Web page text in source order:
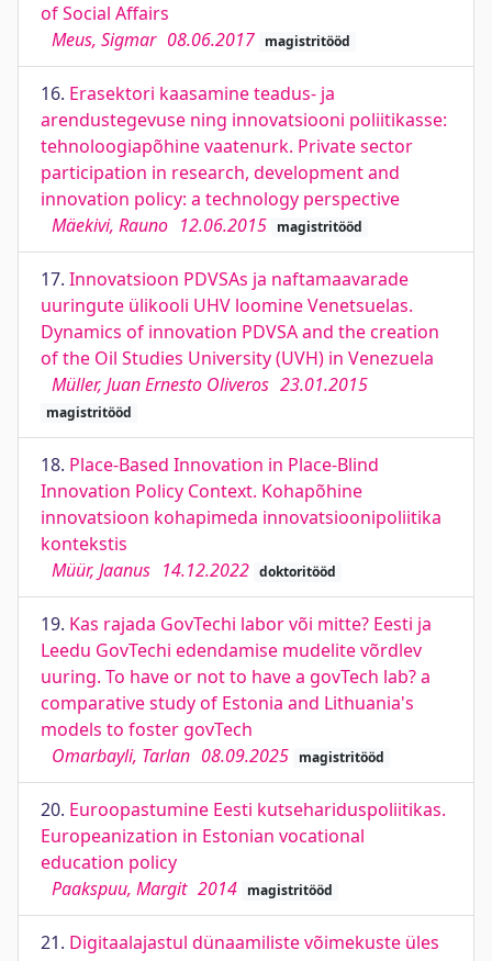
of Social Affairs
Meus, Sigmar 08.06.2017 magistritööd
16. Erasektori kaasamine teadus- ja
arendustegevuse ning innovatsiooni poliitikasse:
tehnoloogiapõhine vaatenurk. Private sector
participation in research, development and
innovation policy: a technology perspective
Mäekivi, Rauno 12.06.2015 magistritööd
17. Innovatsioon PDVSAs ja naftamaavarade
uuringute ülikooli UHV loomine Venetsuelas.
Dynamics of innovation PDVSA and the creation
of the Oil Studies University (UVH) in Venezuela
Müller, Juan Ernesto Oliveros 23.01.2015
magistritööd
18. Place-Based Innovation in Place-Blind
Innovation Policy Context. Kohapõhine
innovatsioon kohapimeda innovatsioonipoliitika
kontekstis
Müür, Jaanus 14.12.2022 doktoritööd
19. Kas rajada GovTechi labor või mitte? Eesti ja
Leedu GovTechi edendamise mudelite võrdlev
uuring. To have or not to have a govTech lab? a
comparative study of Estonia and Lithuania's
models to foster govTech
Omarbayli, Tarlan 08.09.2025 magistritööd
20. Euroopastumine Eesti kutsehariduspoliitikas.
Europeanization in Estonian vocational
education policy
Paakspuu, Margit 2014 magistritööd
21. Digitaalajastul dünaamiliste võimekuste üles